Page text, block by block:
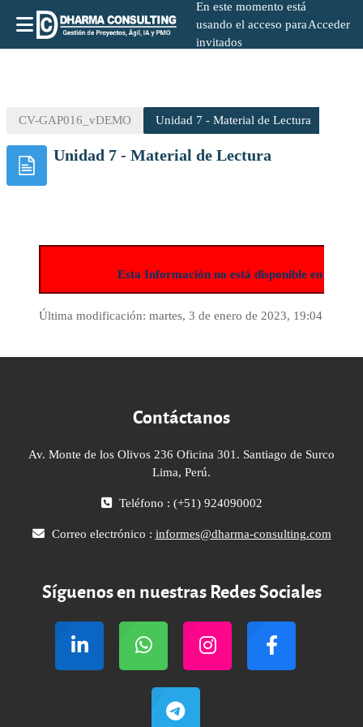
En este momento está
usando el acceso para
invitados
Acceder
CV-GAP016_vDEMO Unidad 7 - Material de Lectura
Unidad 7 - Material de Lectura
Esta Información no está disponible en la
Última modificación: martes, 3 de enero de 2023, 19:04
Contáctanos
Av. Monte de los Olivos 236 Oficina 301. Santiago de Surco
Lima, Perú.
Teléfono : (+51) 924090002
Correo electrónico : informes@dharma-consulting.com
Síguenos en nuestras Redes Sociales